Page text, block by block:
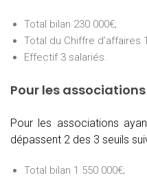
Total bilan 230 000€;
Total du Chiffre d’affaires
Effectif 3 salariés.
Pour les associations
Pour les associations
dépassent 2 des 3 seuils
Total bilan 1 550 000€;